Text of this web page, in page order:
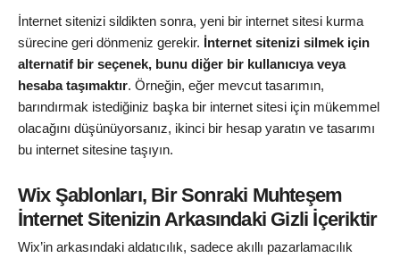
İnternet sitenizi sildikten sonra, yeni bir internet sitesi kurma
sürecine geri dönmeniz gerekir. İnternet sitenizi silmek için
alternatif bir seçenek, bunu diğer bir kullanıcıya veya
hesaba taşımaktır. Örneğin, eğer mevcut tasarımın,
barındırmak istediğiniz başka bir internet sitesi için mükemmel
olacağını düşünüyorsanız, ikinci bir hesap yaratın ve tasarımı
bu internet sitesine taşıyın.
Wix Şablonları, Bir Sonraki Muhteşem
İnternet Sitenizin Arkasındaki Gizli İçeriktir
Wix’in arkasındaki aldatıcılık, sadece akıllı pazarlamacılık